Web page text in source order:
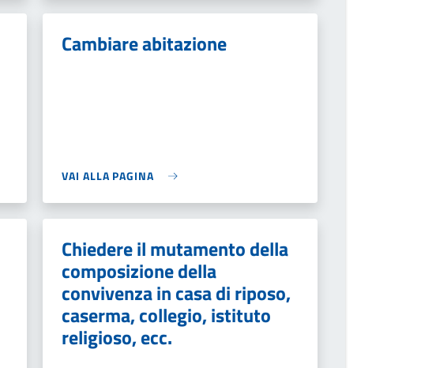
Cambiare abitazione
VAI ALLA PAGINA
Chiedere il mutamento della
composizione della
convivenza in casa di riposo,
caserma, collegio, istituto
religioso, ecc.